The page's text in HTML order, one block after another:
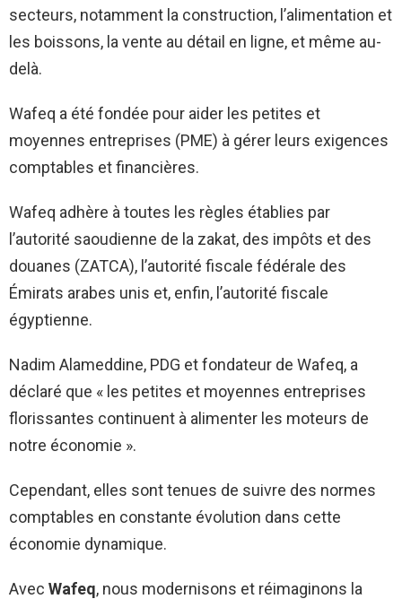
secteurs, notamment la construction, l’alimentation et
les boissons, la vente au détail en ligne, et même au-
delà.
Wafeq a été fondée pour aider les petites et
moyennes entreprises (PME) à gérer leurs exigences
comptables et financières.
Wafeq adhère à toutes les règles établies par
l’autorité saoudienne de la zakat, des impôts et des
douanes (ZATCA), l’autorité fiscale fédérale des
Émirats arabes unis et, enfin, l’autorité fiscale
égyptienne.
Nadim Alameddine, PDG et fondateur de Wafeq, a
déclaré que « les petites et moyennes entreprises
florissantes continuent à alimenter les moteurs de
notre économie ».
Cependant, elles sont tenues de suivre des normes
comptables en constante évolution dans cette
économie dynamique.
Avec Wafeq, nous modernisons et réimaginons la